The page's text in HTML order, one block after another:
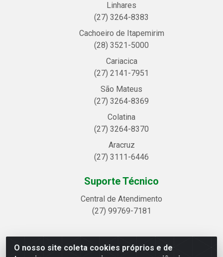
O nosso site coleta cookies próprios e de
Linhares
(27) 3264-8383
Cachoeiro de Itapemirim
(28) 3521-5000
Cariacica
(27) 2141-7951
São Mateus
(27) 3264-8369
Colatina
(27) 3264-8370
Aracruz
(27) 3111-6446
Suporte Técnico
Central de Atendimento
(27) 99769-7181
Linhavix Distribuidora LTDA - Avenida Alegre, 2521 -